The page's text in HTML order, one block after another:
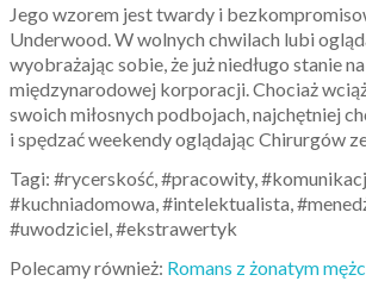
Jego wzorem jest twardy i
Underwood. W wolnych chwilach lubi
wyobrażając sobie, że już niedługo stanie
międzynarodowej korporacji. Chociaż
swoich miłosnych podbojach, najchętniej
i spędzać weekendy oglądając Chirurgów
Tagi: #rycerskość, #pracowity,
#kuchniadomowa, #intelektualista,
#uwodziciel, #ekstrawertyk
Polecamy również: Romans z żonatym